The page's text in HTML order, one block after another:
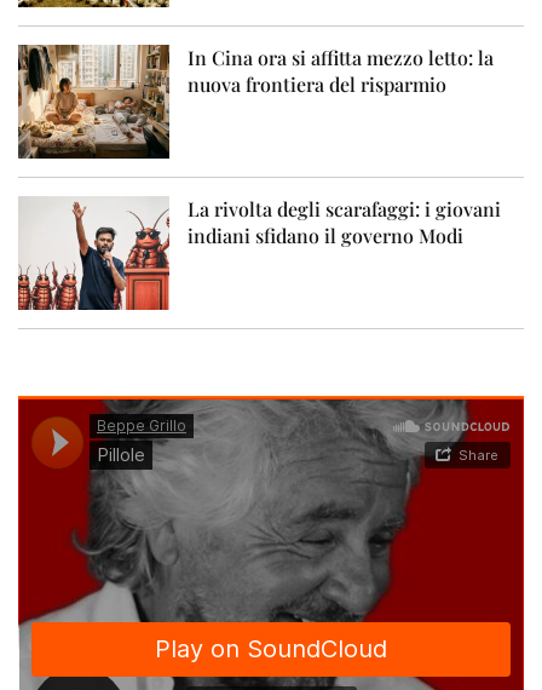
In Cina ora si affitta mezzo letto: la
nuova frontiera del risparmio
La rivolta degli scarafaggi: i giovani
indiani sfidano il governo Modi